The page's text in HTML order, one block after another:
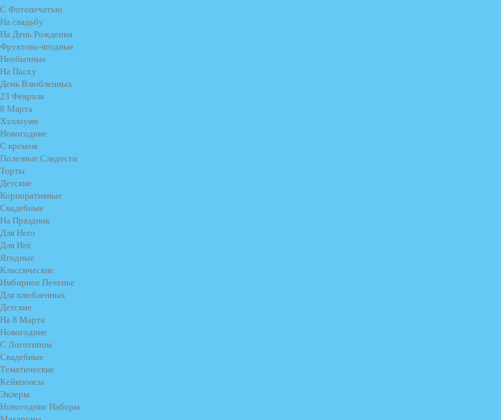
С Фотопечатью
На свадьбу
На День Рождения
Фруктово-ягодные
Необычные
На Пасху
День Влюбленных
23 Февраля
8 Марта
Хэллоуин
Новогодние
С кремом
Полезные Сладости
Торты
Детские
Корпоративные
Свадебные
На Праздник
Для Него
Для Неё
Ягодные
Классические
Имбирное Печенье
Для влюбленных
Детские
На 8 Марта
Новогодние
С Логотипом
Свадебные
Тематические
Кейкпопсы
Эклеры
Новогодние Наборы